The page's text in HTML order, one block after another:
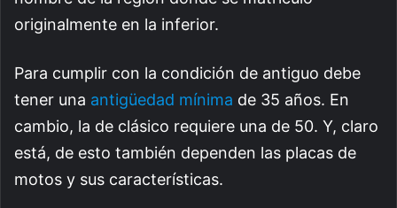
originalmente en la inferior.
Para cumplir con la condición de antiguo debe
tener una antigüedad mínima de 35 años. En
cambio, la de clásico requiere una de 50. Y, claro
está, de esto también dependen las placas de
motos y sus características.